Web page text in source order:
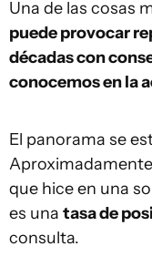
Una de las cosas
puede provocar
décadas con
conocemos en la
El panorama se
que hice en una
es una tasa de
consulta.